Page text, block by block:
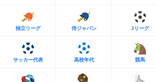
独立リーグ 侍ジャパン Jリーグ
サッカー代表 高校年代 競馬